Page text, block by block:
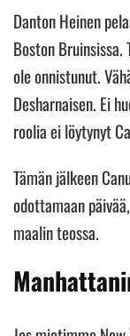
Danton Heinen
Boston Bruinsissa.
ole onnistunut.
Desharnaisen. Ei
roolia ei löytynyt
Tämän jälkeen
odottamaan
maalin teossa.